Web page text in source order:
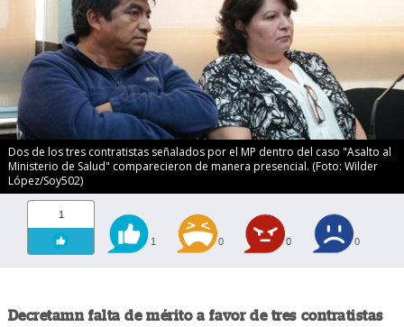
Dos de los tres contratistas señalados por el MP dentro del caso "Asalto al
Ministerio de Salud" comparecieron de manera presencial. (Foto: Wilder
López/Soy502)
1
1 0 0 0
Decretamn falta de mérito a favor de tres contratistas